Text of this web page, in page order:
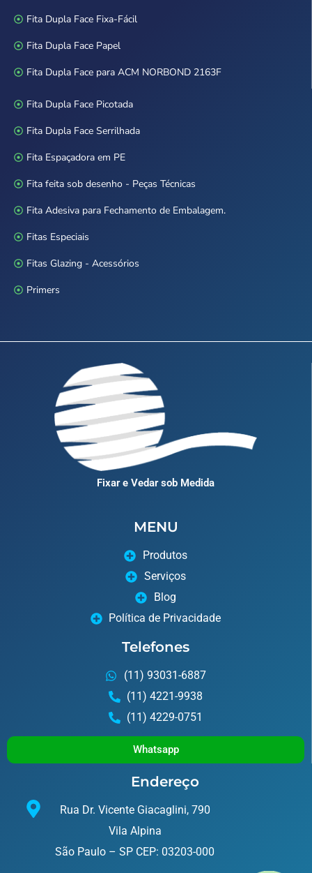
Fita Dupla Face Fixa-Fácil
Fita Dupla Face Papel
Fita Dupla Face para ACM NORBOND 2163F
Fita Dupla Face Picotada
Fita Dupla Face Serrilhada
Fita Espaçadora em PE
Fita feita sob desenho - Peças Técnicas
Fita Adesiva para Fechamento de Embalagem.
Fitas Especiais
Fitas Glazing - Acessórios
Primers
Fixar e Vedar sob Medida
MENU
Produtos
Serviços
Blog
Política de Privacidade
Telefones
(11) 93031-6887
(11) 4221-9938
(11) 4229-0751
Whatsapp
Endereço
Rua Dr. Vicente Giacaglini, 790
Vila Alpina
São Paulo – SP CEP: 03203-000